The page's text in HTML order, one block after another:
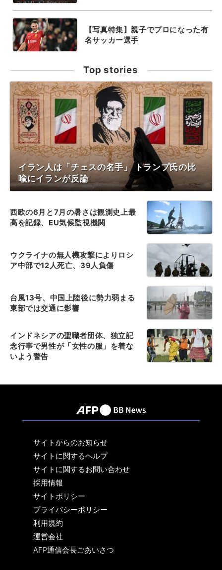
【写真特集】親子でプロになった有
名サッカー選手
Top stories
イラン人は「チェスの名手」 トランプ氏の比
喩にイランが反論
西欧の6月と7月の暑さは観測史上最
高を記録、EU気候監視機関
ウクライナの無人機攻撃によりロシ
ア中部で12人死亡、39人負傷
台風13号、中国上陸後に勢力弱まる
東部では交通に影響
インドネシアの聖職者団体、独立記
念行事で男性が「女性の服」を着な
いよう警告
サイトからのお知らせ
サイトに関するヘルプ
サイトに関するお問い合わせ
採用情報
サイトポリシー
プライバシーポリシー
利用規約
運営会社
AFP通信会長ごあいさつ